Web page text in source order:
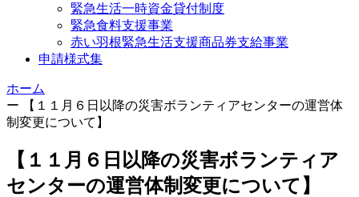
緊急生活一時資金貸付制度
緊急食料支援事業
赤い羽根緊急生活支援商品券支給事業
申請様式集
ホーム
ー
【１１月６日以降の災害ボランティアセンターの運営体
制変更について】
【１１月６日以降の災害ボランティア
センターの運営体制変更について】